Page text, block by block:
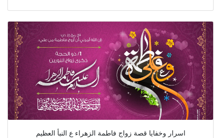
اسرار وخفايا قصة زواج فاطمة الزهراء ع النبأ العظيم